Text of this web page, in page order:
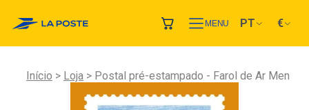
MENU PT €
Início Loja Postal pré-estampado - Farol de Ar Men